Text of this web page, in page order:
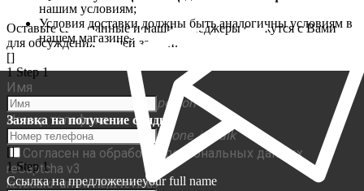
Оставьте свои данные и наши менеджеры свяжутся с Вами
для обсуждения Вашей задачи.
[]
1 Step 1
Имя
person
Номер телефона
phone_in_talk
Согласен на обработку персональных данных
reCaptcha v3
keyboard_arrow_leftPrevious
нашим условиям;
Условия доставки должны быть аналогичны условиям в
нашем магазине.
Заявка на получение скидки
[]
1 Step 1
Ссылка на предложениеyour full name